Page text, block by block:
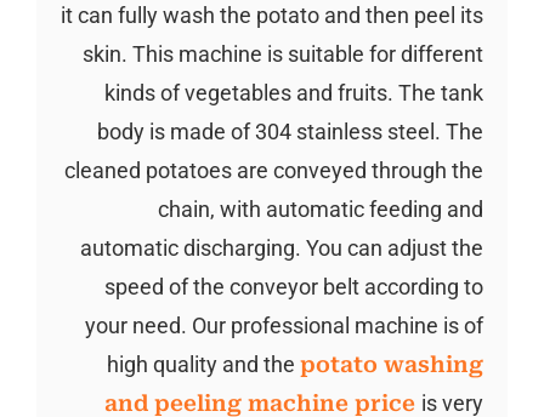
it can fully wash the potato and then peel its
skin. This machine is suitable for different
kinds of vegetables and fruits. The tank
body is made of 304 stainless steel. The
cleaned potatoes are conveyed through the
chain, with automatic feeding and
automatic discharging. You can adjust the
speed of the conveyor belt according to
your need. Our professional machine is of
high quality and thepotato washing
and peeling machine priceis very